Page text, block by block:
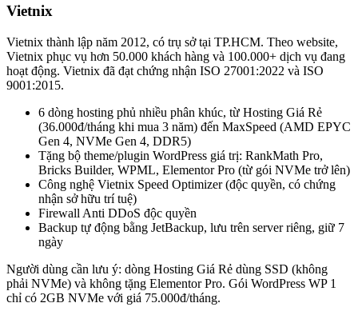
Vietnix
Vietnix thành lập năm 2012, có trụ sở tại TP.HCM. Theo website,
Vietnix phục vụ hơn 50.000 khách hàng và 100.000+ dịch vụ đang
hoạt động. Vietnix đã đạt chứng nhận ISO 27001:2022 và ISO
9001:2015.
6 dòng hosting phủ nhiều phân khúc, từ Hosting Giá Rẻ
(36.000đ/tháng khi mua 3 năm) đến MaxSpeed (AMD EPYC
Gen 4, NVMe Gen 4, DDR5)
Tặng bộ theme/plugin WordPress giá trị: RankMath Pro,
Bricks Builder, WPML, Elementor Pro (từ gói NVMe trở lên)
Công nghệ Vietnix Speed Optimizer (độc quyền, có chứng
nhận sở hữu trí tuệ)
Firewall Anti DDoS độc quyền
Backup tự động bằng JetBackup, lưu trên server riêng, giữ 7
ngày
Người dùng cần lưu ý: dòng Hosting Giá Rẻ dùng SSD (không
phải NVMe) và không tặng Elementor Pro. Gói WordPress WP 1
chỉ có 2GB NVMe với giá 75.000đ/tháng.